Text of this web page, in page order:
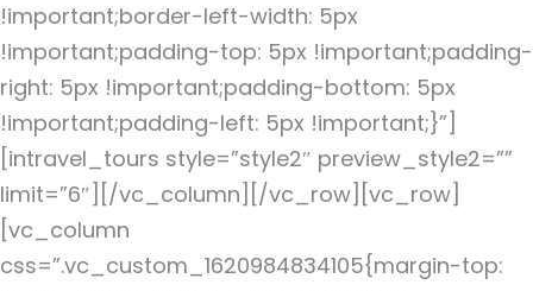
!important;border-left-width: 5px
!important;padding-top: 5px !important;padding-
right: 5px !important;padding-bottom: 5px
!important;padding-left: 5px !important;}”]
[intravel_tours style=”style2″ preview_style2=””
limit=”6″][/vc_column][/vc_row][vc_row]
[vc_column
css=”.vc_custom_1620984834105{margin-top: